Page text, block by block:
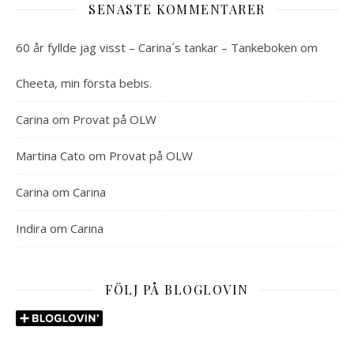
SENASTE KOMMENTARER
60 år fyllde jag visst – Carina´s tankar – Tankeboken om
Cheeta, min första bebis.
Carina om Provat på OLW
Martina Cato om Provat på OLW
Carina om Carina
Indira om Carina
FÖLJ PÅ BLOGLOVIN